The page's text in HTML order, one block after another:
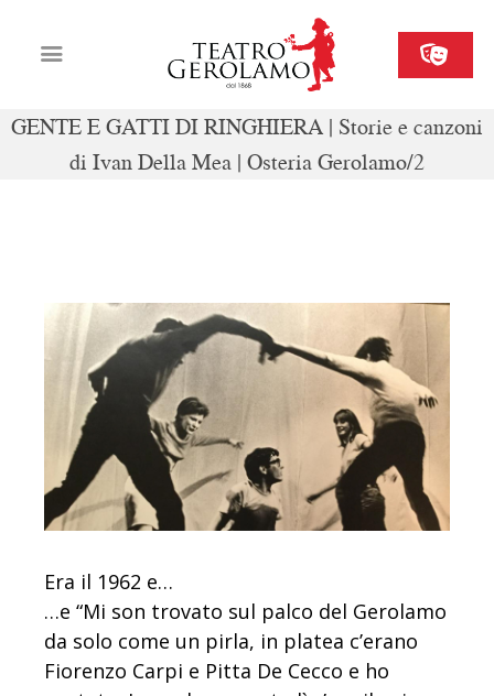
GENTE E GATTI DI RINGHIERA | Storie e canzoni
di Ivan Della Mea | Osteria Gerolamo/2
Cartellone
Contatti
Era il 1962 e…
…e “Mi son trovato sul palco del Gerolamo
da solo come un pirla, in platea c’erano
Fiorenzo Carpi e Pitta De Cecco e ho